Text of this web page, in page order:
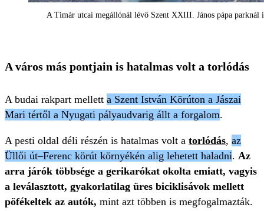
A Timár utcai megállónál lévő Szent XXIII. János pápa
A város más pontjain is hatalmas volt a torlódás
A budai rakpart mellett a Szent István Körúton a Jászai
Mari tértől a Nyugati pályaudvarig állt a forgalom.
A pesti oldal déli részén is hatalmas volt a torlódás, az
Üllői út–Ferenc körút környékén alig lehetett haladni. Az
arra járók többsége a gerikarókat okolta emiatt, vagyis
a leválasztott, gyakorlatilag üres biciklisávok mellett
pöfékeltek az autók, mint azt többen is megfogalmazták.